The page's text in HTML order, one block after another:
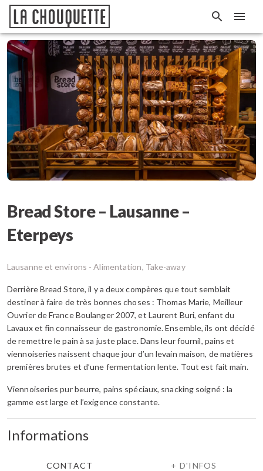
Bread Store – Lausanne –
Eterpeys
Lausanne et environs -Alimentation, Take-away
Derrière Bread Store, il y a deux compères que tout semblait
destiner à faire de très bonnes choses : Thomas Marie, Meilleur
Ouvrier de France Boulanger 2007, et Laurent Buri, enfant du
Lavaux et fin connaisseur de gastronomie. Ensemble, ils ont décidé
de remettre le pain à sa juste place. Dans leur fournil, pains et
viennoiseries naissent chaque jour d’un levain maison, de matières
premières brutes et d’une fermentation lente. Tout est fait main.
Viennoiseries pur beurre, pains spéciaux, snacking soigné : la
gamme est large et l’exigence constante.
Informations
CONTACT + D'INFOS